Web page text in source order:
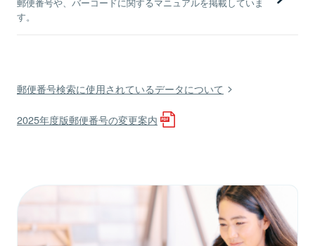
郵便番号や、バーコードに関するマニュアルを掲載していま
す。
郵便番号検索に使用されているデータについて
2025年度版郵便番号の変更案内